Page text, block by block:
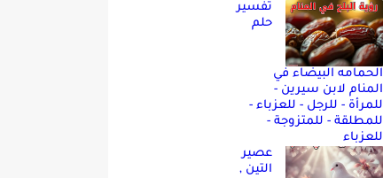
تفسير
حلم
الحمامه البيضاء في
المنام لابن سيرين -
للمرأة - للرجل - للعزباء -
للمطلقة - للمتزوجة -
للعزباء
عصير
التين ,